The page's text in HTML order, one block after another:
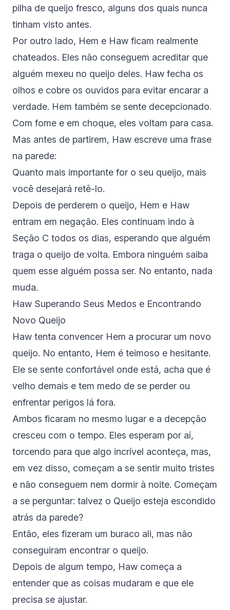
pilha de queijo fresco, alguns dos quais nunca
tinham visto antes.
Por outro lado, Hem e Haw ficam realmente
chateados. Eles não conseguem acreditar que
alguém mexeu no queijo deles. Haw fecha os
olhos e cobre os ouvidos para evitar encarar a
verdade. Hem também se sente decepcionado.
Com fome e em choque, eles voltam para casa.
Mas antes de partirem, Haw escreve uma frase
na parede:
Quanto mais importante for o seu queijo, mais
você desejará retê-lo.
Depois de perderem o queijo, Hem e Haw
entram em negação. Eles continuam indo à
Seção C todos os dias, esperando que alguém
traga o queijo de volta. Embora ninguém saiba
quem esse alguém possa ser. No entanto, nada
muda.
Haw Superando Seus Medos e Encontrando
Novo Queijo
Haw tenta convencer Hem a procurar um novo
queijo. No entanto, Hem é teimoso e hesitante.
Ele se sente confortável onde está, acha que é
velho demais e tem medo de se perder ou
enfrentar perigos lá fora.
Ambos ficaram no mesmo lugar e a decepção
cresceu com o tempo. Eles esperam por aí,
torcendo para que algo incrível aconteça, mas,
em vez disso, começam a se sentir muito tristes
e não conseguem nem dormir à noite. Começam
a se perguntar: talvez o Queijo esteja escondido
atrás da parede?
Então, eles fizeram um buraco ali, mas não
conseguiram encontrar o queijo.
Depois de algum tempo, Haw começa a
entender que as coisas mudaram e que ele
precisa se ajustar.